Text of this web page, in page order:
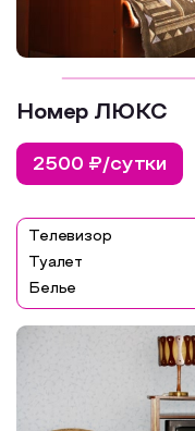
Питание
Варианты
Пятиразовое
Виды диет
Номер ЛЮКС
2500 ₽/сутки
Телевизор
Туалет
Белье